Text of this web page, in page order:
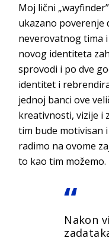
Moj lični
ukazano poverenje
neverovatnog tima
novog identiteta
sprovodi i po dve
identitet i
jednoj banci ove
kreativnosti, vizije i
tim bude motivisan
radimo na ovome
to kao tim možemo.
Nakon